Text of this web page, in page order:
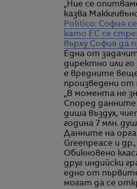
„Ние се
казва
Politico: София
като ЕС се
върху София да
Една от
директно или го
е вредните
произведени от
„В момента не
Според данните
диша въздух,
година 7 млн.
Данните на
Greenpeace и
Обикновено
друг индийски
едно от
могат да се